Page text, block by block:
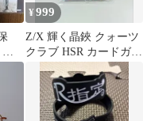
¥999
Z/X 輝く晶鋏 クォーツ
クラブ HSR カードガチ